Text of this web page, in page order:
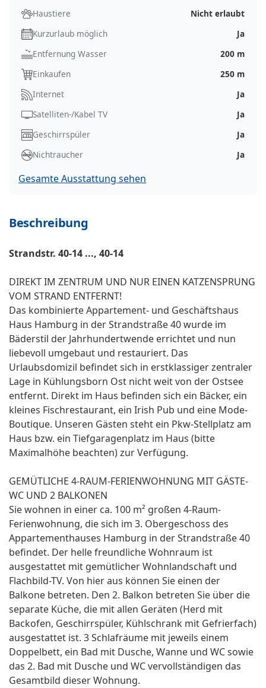
Haustiere
Nicht erlaubt
Kurzurlaub möglich
Ja
Entfernung Wasser
200 m
Einkaufen
250 m
Internet
Ja
Satelliten-/Kabel TV
Ja
Geschirrspüler
Ja
Nichtraucher
Ja
Gesamte Ausstattung sehen
Beschreibung
Strandstr. 40-14 ..., 40-14
DIREKT IM ZENTRUM UND NUR EINEN KATZENSPRUNG
VOM STRAND ENTFERNT!
Das kombinierte Appartement- und Geschäftshaus
Haus Hamburg in der Strandstraße 40 wurde im
Bäderstil der Jahrhundertwende errichtet und nun
liebevoll umgebaut und restauriert. Das
Urlaubsdomizil befindet sich in erstklassiger zentraler
Lage in Kühlungsborn Ost nicht weit von der Ostsee
entfernt. Direkt im Haus befinden sich ein Bäcker, ein
kleines Fischrestaurant, ein Irish Pub und eine Mode-
Boutique. Unseren Gästen steht ein Pkw-Stellplatz am
Haus bzw. ein Tiefgaragenplatz im Haus (bitte
Maximalhöhe beachten) zur Verfügung.
GEMÜTLICHE 4-RAUM-FERIENWOHNUNG MIT GÄSTE-
WC UND 2 BALKONEN
Sie wohnen in einer ca. 100 m² großen 4-Raum-
Ferienwohnung, die sich im 3. Obergeschoss des
Appartementhauses Hamburg in der Strandstraße 40
befindet. Der helle freundliche Wohnraum ist
ausgestattet mit gemütlicher Wohnlandschaft und
Flachbild-TV. Von hier aus können Sie einen der
Balkone betreten. Den 2. Balkon betreten Sie über die
separate Küche, die mit allen Geräten (Herd mit
Backofen, Geschirrspüler, Kühlschrank mit Gefrierfach)
ausgestattet ist. 3 Schlafräume mit jeweils einem
Doppelbett, ein Bad mit Dusche, Wanne und WC sowie
das 2. Bad mit Dusche und WC vervollständigen das
Gesamtbild dieser Wohnung.